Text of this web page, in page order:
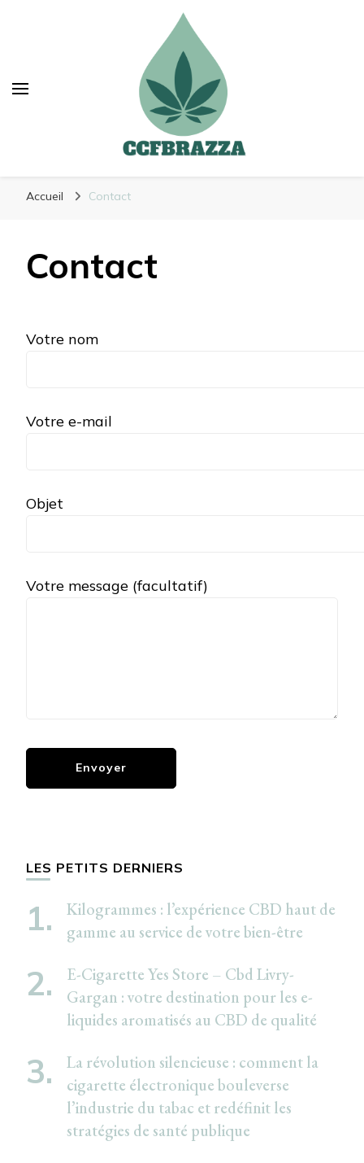
Accueil Contact
Contact
Votre nom
Votre e-mail
Objet
Votre message (facultatif)
LES PETITS DERNIERS
Kilogrammes : l’expérience CBD haut de
gamme au service de votre bien-être
E-Cigarette Yes Store – Cbd Livry-
Gargan : votre destination pour les e-
liquides aromatisés au CBD de qualité
La révolution silencieuse : comment la
cigarette électronique bouleverse
l’industrie du tabac et redéfinit les
stratégies de santé publique